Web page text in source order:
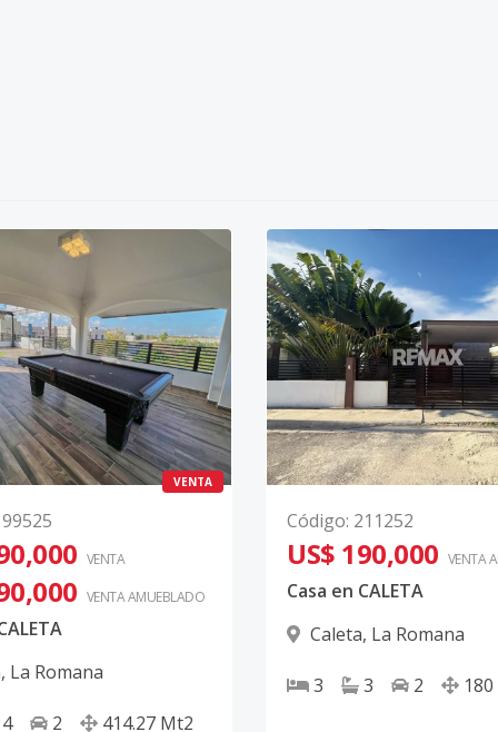
VENTA
VENTA
VENTA AMUEBLADO
, La Romana
4 2 414.27 Mt2
Código: 211252
US$ 190,000 VENTA
Casa en CALETA
Caleta, La Romana
3 3 2 180